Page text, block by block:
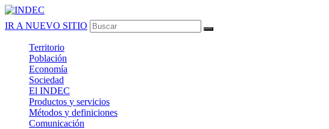
IR A NUEVO SITIO
Territorio
Población
Economía
Sociedad
El INDEC
Productos y servicios
Métodos y definiciones
Comunicación